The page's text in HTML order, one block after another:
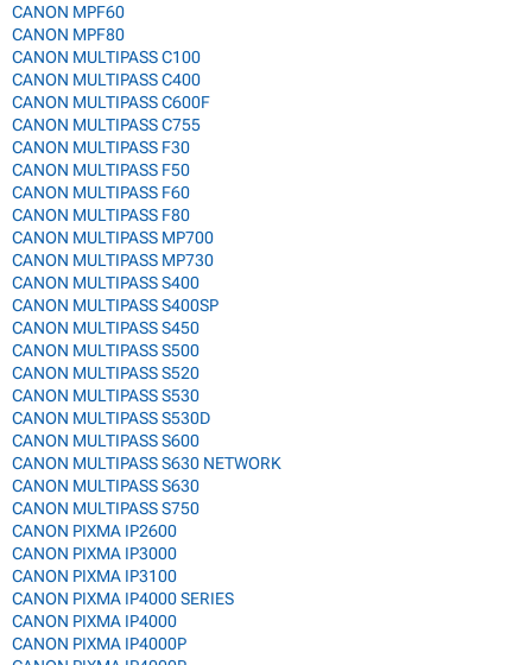
CANON MPF60
CANON MPF80
CANON MULTIPASS C100
CANON MULTIPASS C400
CANON MULTIPASS C600F
CANON MULTIPASS C755
CANON MULTIPASS F30
CANON MULTIPASS F50
CANON MULTIPASS F60
CANON MULTIPASS F80
CANON MULTIPASS MP700
CANON MULTIPASS MP730
CANON MULTIPASS S400
CANON MULTIPASS S400SP
CANON MULTIPASS S450
CANON MULTIPASS S500
CANON MULTIPASS S520
CANON MULTIPASS S530
CANON MULTIPASS S530D
CANON MULTIPASS S600
CANON MULTIPASS S630 NETWORK
CANON MULTIPASS S630
CANON MULTIPASS S750
CANON PIXMA IP2600
CANON PIXMA IP3000
CANON PIXMA IP3100
CANON PIXMA IP4000 SERIES
CANON PIXMA IP4000
CANON PIXMA IP4000P